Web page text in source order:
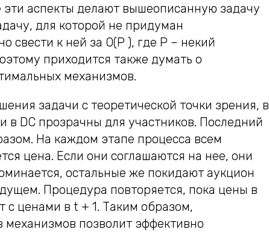
аспекты делают вышеописанную задачу
для которой не придуман
к ней за O(P ), где P – некий
приходится также думать о
механизмов.
задачи с теоретической точки зрения, в
в DC прозрачны для участников. Последний
На каждом этапе процесса всем
цена. Если они соглашаются на нее, они
остальные же покидают аукцион
Процедура повторяется, пока цены в
с ценами в t + 1. Таким образом,
механизмов позволит эффективно